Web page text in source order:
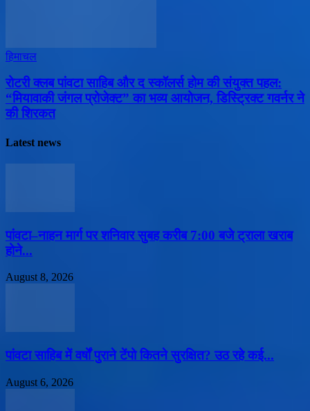
हिमाचल
​रोटरी क्लब पांवटा साहिब और द स्कॉलर्स होम की संयुक्त पहल:
“मियावाकी जंगल प्रोजेक्ट” का भव्य आयोजन, डिस्ट्रिक्ट गवर्नर ने
की शिरकत
Latest news
पांवटा–नाहन मार्ग पर शनिवार सुबह करीब 7:00 बजे ट्राला खराब
होने...
August 8, 2026
पांवटा साहिब में वर्षों पुराने टेंपो कितने सुरक्षित? उठ रहे कई...
August 6, 2026